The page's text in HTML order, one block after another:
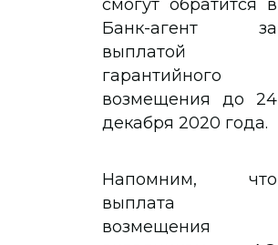
смогут обратится в
Банк-агент за
выплатой
гарантийного
возмещения до 24
декабря 2020 года.
Напомним, что
выплата
возмещения